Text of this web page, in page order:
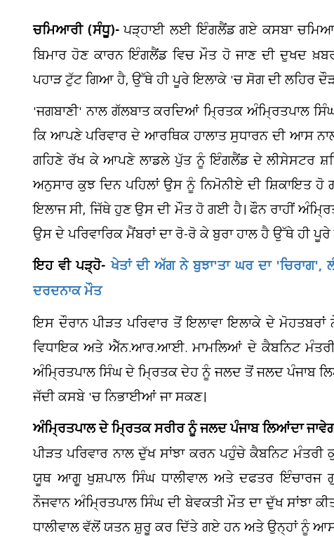
ਚਮਿਆਰੀ (ਸੰਧੂ)-ਪੜ੍ਹਾਈ ਲਈ ਇੰਗਲੈਂਡ ਗਏ ਕਸਬਾ
ਬਿਮਾਰ ਹੋਣ ਕਾਰਨ ਇੰਗਲੈਂਡ ਵਿਚ ਮੌਤ ਹੋ ਜਾਣ ਦੀ ਦੁਖਦ
ਪਹਾੜ ਟੁੱਟ ਗਿਆ ਹੈ, ਉੱਥੇ ਹੀ ਪੂਰੇ ਇਲਾਕੇ 'ਚ ਸੋਗ ਦੀ ਲਹਿਰ
'ਜਗਬਾਣੀ' ਨਾਲ ਗੱਲਬਾਤ ਕਰਦਿਆਂ ਮ੍ਰਿਤਕ ਅੰਮ੍ਰਿਤਪਾਲ
ਕਿ ਆਪਣੇ ਪਰਿਵਾਰ ਦੇ ਆਰਥਿਕ ਹਾਲਾਤ ਸੁਧਾਰਨ ਦੀ ਆਸ
ਗਹਿਣੇ ਰੱਖ ਕੇ ਆਪਣੇ ਲਾਡਲੇ ਪੁੱਤ ਨੂੰ ਇੰਗਲੈਂਡ ਦੇ ਲੀਸੇਸਟਰ
ਅਨੁਸਾਰ ਕੁਝ ਦਿਨ ਪਹਿਲਾਂ ਉਸ ਨੂੰ ਨਿਮੋਨੀਏ ਦੀ
ਇਲਾਜ ਸੀ, ਜਿੱਥੇ ਹੁਣ ਉਸ ਦੀ ਮੌਤ ਹੋ ਗਈ ਹੈ। ਫੌਨ ਰਾਹੀਂ
ਉਸ ਦੇ ਪਰਿਵਾਰਿਕ ਮੈਂਬਰਾਂ ਦਾ ਰੋ-ਰੋ ਕੇ ਬੁਰਾ ਹਾਲ ਹੈ ਉੱਥੇ ਹੀ
ਇਹ ਵੀ ਪੜ੍ਹੋ-ਖੇਤਾਂ ਦੀ ਅੱਗ ਨੇ ਬੁਝਾ'ਤਾ ਘਰ ਦਾ
ਦਰਦਨਾਕ ਮੌਤ
ਇਸ ਦੌਰਾਨ ਪੀੜਤ ਪਰਿਵਾਰ ਤੋਂ ਇਲਾਵਾ ਇਲਾਕੇ ਦੇ
ਵਿਧਾਇਕ ਅਤੇ ਐੱਨ.ਆਰ.ਆਈ. ਮਾਮਲਿਆਂ ਦੇ ਕੈਬਨਿਟ ਮੰਤਰੀ
ਅੰਮ੍ਰਿਤਪਾਲ ਸਿੰਘ ਦੇ ਮ੍ਰਿਤਕ ਦੇਹ ਨੂੰ ਜਲਦ ਤੋਂ ਜਲਦ ਪੰਜਾਬ
ਜੱਦੀ ਕਸਬੇ 'ਚ ਨਿਭਾਈਆਂ ਜਾ ਸਕਣ।
ਅੰਮ੍ਰਿਤਪਾਲ ਦੇ ਮ੍ਰਿਤਕ ਸਰੀਰ ਨੂੰ ਜਲਦ ਪੰਜਾਬ ਲਿਆਂਦਾ
ਪੀੜਤ ਪਰਿਵਾਰ ਨਾਲ ਦੁੱਖ ਸਾਂਝਾ ਕਰਨ ਪਹੁੰਚੇ ਕੈਬਨਿਟ
ਯੂਥ ਆਗੂ ਖੁਸ਼ਪਾਲ ਸਿੰਘ ਧਾਲੀਵਾਲ ਅਤੇ ਦਫਤਰ ਇੰਚਾਰਜ
ਨੌਜਵਾਨ ਅੰਮ੍ਰਿਤਪਾਲ ਸਿੰਘ ਦੀ ਬੇਵਕਤੀ ਮੌਤ ਦਾ ਦੁੱਖ ਸਾਂਝਾ
ਧਾਲੀਵਾਲ ਵੱਲੋਂ ਯਤਨ ਸ਼ੁਰੂ ਕਰ ਦਿੱਤੇ ਗਏ ਹਨ ਅਤੇ ਉਨ੍ਹਾਂ ਨੂੰ